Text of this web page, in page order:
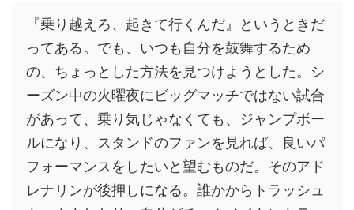
『乗り越えろ、起きて行くんだ』というときだ
ってある。でも、いつも自分を鼓舞するため
の、ちょっとした方法を見つけようとした。シ
ーズン中の火曜夜にビッグマッチではない試合
があって、乗り気じゃなくても、ジャンプボー
ルになり、スタンドのファンを見れば、良いパ
フォーマンスをしたいと望むものだ。そのアド
レナリンが後押しになる。誰かからトラッシュ